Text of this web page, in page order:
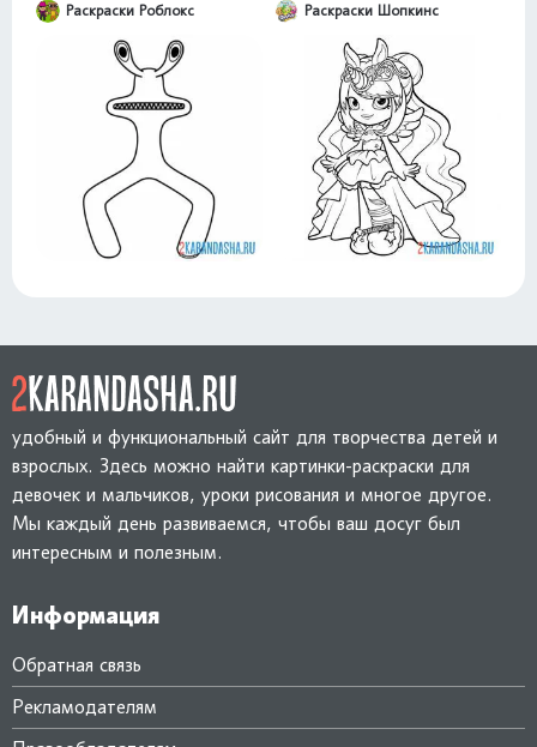
Раскраски Роблокс Раскраски Шопкинс
удобный и функциональный сайт для творчества детей и
взрослых. Здесь можно найти картинки-раскраски для
девочек и мальчиков, уроки рисования и многое другое.
Мы каждый день развиваемся, чтобы ваш досуг был
интересным и полезным.
Информация
Обратная связь
Рекламодателям